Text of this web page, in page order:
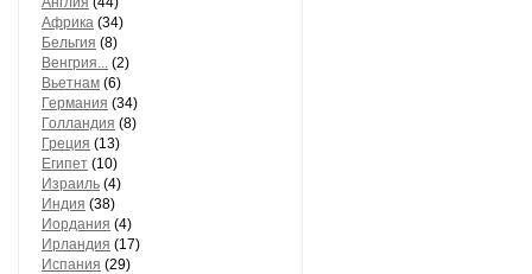
Африка (34)
Бельгия (8)
Венгрия... (2)
Вьетнам (6)
Германия (34)
Голландия (8)
Греция (13)
Египет (10)
Израиль (4)
Индия (38)
Иордания (4)
Ирландия (17)
Испания (29)